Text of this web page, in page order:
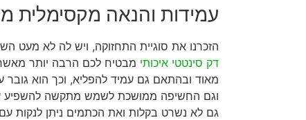
עמידות והנאה מקסימלית
הזכרנו את סוגיית התחזוקה, ויש לה לא מעט
דק סינטטי איכותי מבטיח לכם הרבה יותר
מאוד ובהתאם גם עמיד להפליא, וכך הוא גובר
וגם החשיפה ממושכת לשמש מתקשה להשפיע
גם לא נשרט בקלות ואת הכתמים ניתן לנקות